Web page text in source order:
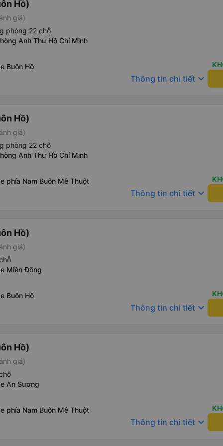
Hồ)
giá)
phòng 22 chỗ
Anh Thư Hồ Chí Minh
Buôn Hồ
Thông tin chi tiết keyboard_arrow_down
Hồ)
giá)
phòng 22 chỗ
Anh Thư Hồ Chí Minh
phía Nam Buôn Mê Thuột
Thông tin chi tiết keyboard_arrow_down
Hồ)
giá)
Miền Đông
Buôn Hồ
Thông tin chi tiết keyboard_arrow_down
Hồ)
giá)
An Sương
phía Nam Buôn Mê Thuột
Thông tin chi tiết keyboard_arrow_down